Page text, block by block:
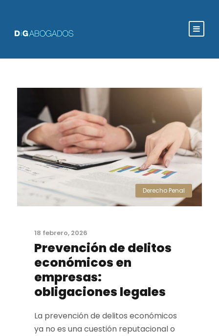
Derecho Penal
18 febrero, 2026
Prevención de delitos
económicos en
empresas:
obligaciones legales
La prevención de delitos económicos
ya no es una cuestión reputacional o